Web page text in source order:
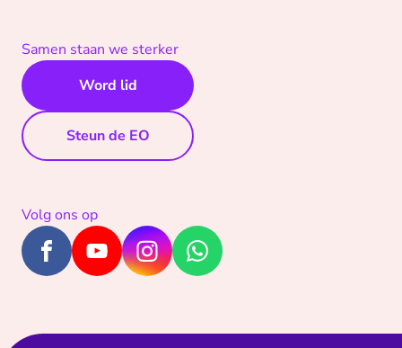
Samen staan we sterker
Word lid
Steun de EO
Volg ons op